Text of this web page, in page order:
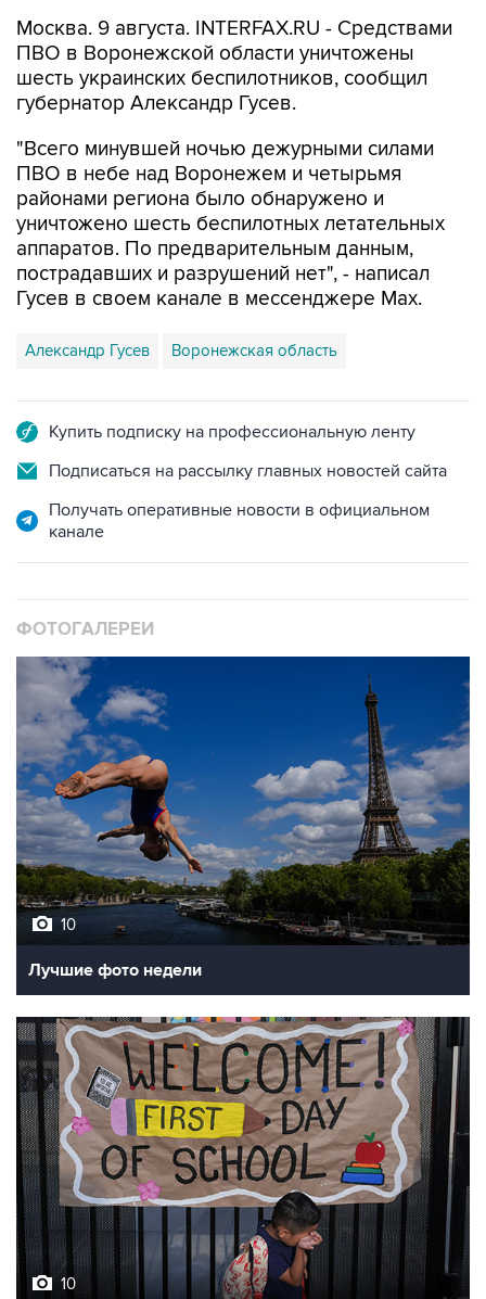
Москва. 9 августа. INTERFAX.RU - Средствами
ПВО в Воронежской области уничтожены
шесть украинских беспилотников, сообщил
губернатор Александр Гусев.
"Всего минувшей ночью дежурными силами
ПВО в небе над Воронежем и четырьмя
районами региона было обнаружено и
уничтожено шесть беспилотных летательных
аппаратов. По предварительным данным,
пострадавших и разрушений нет", - написал
Гусев в своем канале в мессенджере Max.
Александр Гусев Воронежская область
Купить подписку на профессиональную ленту
Подписаться на рассылку главных новостей сайта
Получать оперативные новости в официальном
канале
ФОТОГАЛЕРЕИ
10
Лучшие фото недели
10